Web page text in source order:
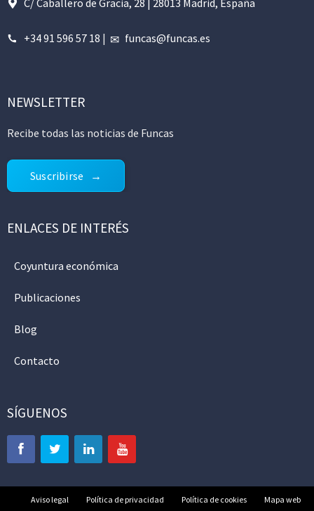
+34 91 596 57 18 | funcas@funcas.es
NEWSLETTER
Recibe todas las noticias de Funcas
Suscribirse
ENLACES DE INTERÉS
Coyuntura económica
Publicaciones
Blog
Contacto
SÍGUENOS
Aviso legal Política de privacidad Política de cookies Mapa web